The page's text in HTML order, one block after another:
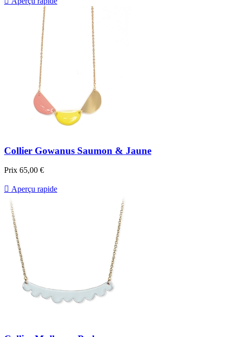
Collier Gowanus Saumon & Jaune
Prix 65,00 €
 Aperçu rapide